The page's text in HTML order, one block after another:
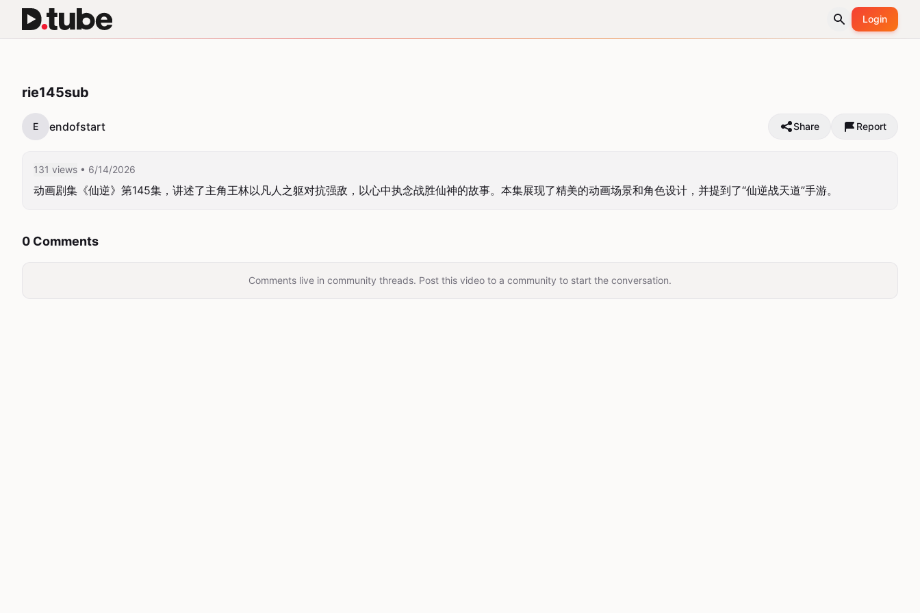
Login
rie145sub
E endofstart Share Report
131 views • 6/14/2026
动画剧集《仙逆》第145集，讲述了主角王林以凡人之躯对抗强敌，以心中执念战胜仙神的故事。本集展现了精美的动画场景和角色设计，并提到了“仙逆战天道”手游。
0 Comments
Comments live in community threads. Post this video to a community to start the conversation.